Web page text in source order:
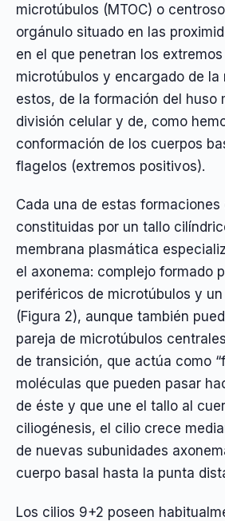
microtúbulos (MTOC) o
orgánulo situado en las
en el que penetran los
microtúbulos y encargado de la
estos, de la formación del huso
división celular y de, como
conformación de los cuerpos
flagelos (extremos positivos).
Cada una de estas
constituidas por un tallo
membrana plasmática
el axonema: complejo formado
periféricos de microtúbulos y
(Figura 2), aunque también
pareja de microtúbulos
de transición, que actúa como
moléculas que pueden pasar
de éste y que une el tallo al
ciliogénesis, el cilio crece
de nuevas subunidades
cuerpo basal hasta la punta
Los cilios 9+2 poseen